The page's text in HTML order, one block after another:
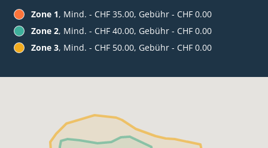
Zone 1, Mind. - CHF 35.00, Gebühr - CHF 0.00
Zone 2, Mind. - CHF 40.00, Gebühr - CHF 0.00
Zone 3, Mind. - CHF 50.00, Gebühr - CHF 0.00